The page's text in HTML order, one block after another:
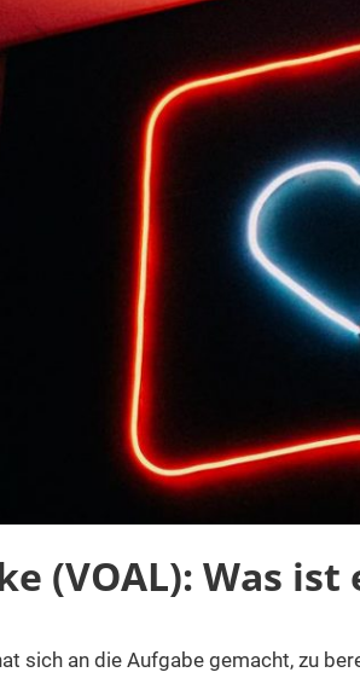
(VOAL): Was
sich an die Aufgabe gemacht, zu